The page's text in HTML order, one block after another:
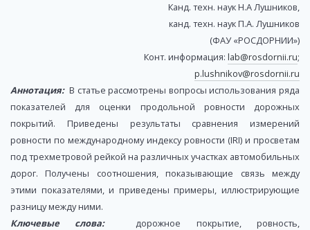
Канд. техн. наук Н.А Лушников,
канд. техн. наук П.А. Лушников
(ФАУ «РОСДОРНИИ»)
Конт. информация: lab@rosdornii.ru;
p.lushnikov@rosdornii.ru
Аннотация:В статье рассмотрены вопросы использования ряда
показателей для оценки продольной ровности дорожных
покрытий. Приведены результаты сравнения измерений
ровности по международному индексу ровности (IRI) и просветам
под трехметровой рейкой на различных участках автомобильных
дорог. Получены соотношения, показывающие связь между
этими показателями, и приведены примеры, иллюстрирующие
разницу между ними.
Ключевые слова:дорожное покрытие, ровность,